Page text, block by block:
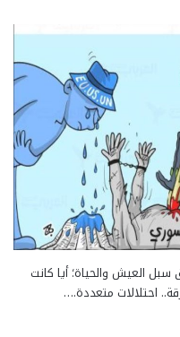
العيش والحياة؛ أيا كانت
احتلالات متعددة.…